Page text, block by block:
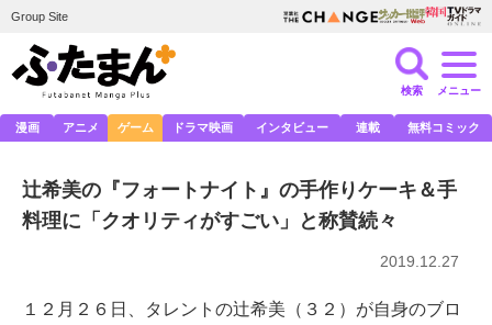
Group Site
検索 メニュー
漫画 アニメ ゲーム ドラマ映画 インタビュー 連載 無料コミック
辻希美の『フォートナイト』の手作りケーキ＆手
料理に「クオリティがすごい」と称賛続々
2019.12.27
１２月２６日、タレントの辻希美（３２）が自身のブロ